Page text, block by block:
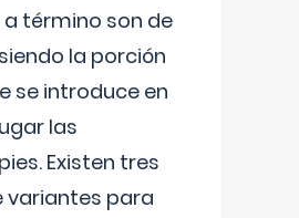
a término son de
la porción
se introduce en
las
Existen tres
variantes para